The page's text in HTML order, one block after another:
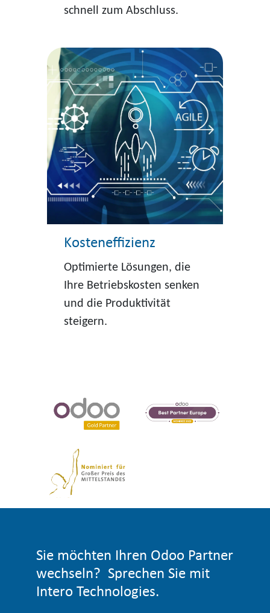
schnell zum Abschluss.
Kosteneffizienz
Optimierte Lösungen, die
Ihre Betriebskosten senken
und die Produktivität
steigern.
Sie möchten Ihren Odoo Partner
wechseln? Sprechen Sie mit
Intero Technologies.